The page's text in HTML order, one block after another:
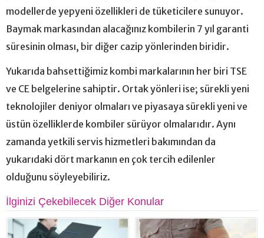
modellerde yepyeni özellikleri de tüketicilere sunuyor.
Baymak markasından alacağınız kombilerin 7 yıl garanti
süresinin olması, bir diğer cazip yönlerinden biridir.
Yukarıda bahsettiğimiz kombi markalarının her biri TSE
ve CE belgelerine sahiptir. Ortak yönleri ise; sürekli yeni
teknolojiler deniyor olmaları ve piyasaya sürekli yeni ve
üstün özelliklerde kombiler sürüyor olmalarıdır. Aynı
zamanda yetkili servis hizmetleri bakımından da
yukarıdaki dört markanın en çok tercih edilenler
olduğunu söyleyebiliriz.
İlginizi Çekebilecek Diğer Konular